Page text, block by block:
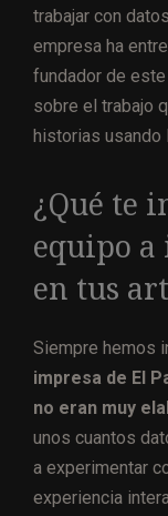
trabajar con
empresa ha
fundador de
sobre el trabajo
historias usando
¿Qué te
equipo a
en tus
Siempre hemos
impresa de El
no eran muy
unos cuantos
a experimentar
experiencia